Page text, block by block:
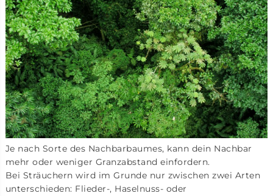
Je nach Sorte des Nachbarbaumes, kann dein Nachbar
mehr oder weniger Granzabstand einfordern.
Bei Sträuchern wird im Grunde nur zwischen zwei Arten
unterschieden: Flieder-, Haselnuss- oder